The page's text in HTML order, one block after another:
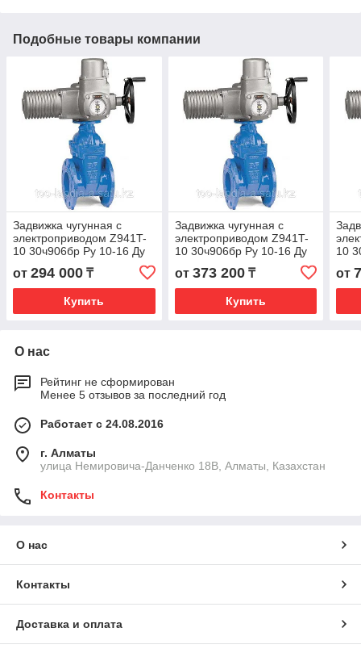
Подобные товары компании
Задвижка чугунная с
электроприводом Z941T-
10 30ч906бр Ру 10-16 Ду
от 294 000 ₸
Купить
Задвижка чугунная с
электроприводом Z941T-
10 30ч906бр Ру 10-16 Ду
от 373 200₸
Купить
10
от
О нас
Рейтинг не сформирован
Менее 5 отзывов за последний год
Работает с 24.08.2016
г. Алматы
улица Немировича-Данченко 18В, Алматы, Казахстан
Контакты
О нас
Контакты
Доставка и оплата